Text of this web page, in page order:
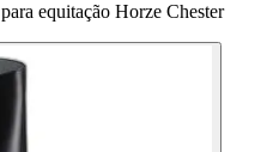
equitação Horze Chester